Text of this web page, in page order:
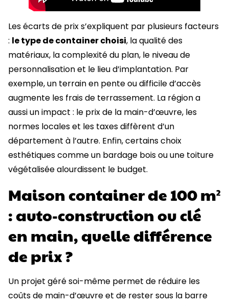
Les écarts de prix s’expliquent par plusieurs facteurs
: le type de container choisi, la qualité des
matériaux, la complexité du plan, le niveau de
personnalisation et le lieu d’implantation. Par
exemple, un terrain en pente ou difficile d’accès
augmente les frais de terrassement. La région a
aussi un impact : le prix de la main-d’œuvre, les
normes locales et les taxes diffèrent d’un
département à l’autre. Enfin, certains choix
esthétiques comme un bardage bois ou une toiture
végétalisée alourdissent le budget.
Maison container de 100 m²
: auto-construction ou clé
en main, quelle différence
de prix ?
Un projet géré soi-même permet de réduire les
coûts de main-d’œuvre et de rester sous la barre